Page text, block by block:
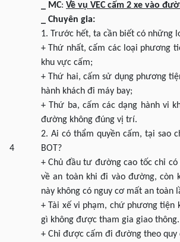
4
_ MC: Về vụ VEC cấm 2 xe vào
_ Chuyên gia:
1. Trước hết, ta cần biết có những
+ Thứ nhất, cấm các loại phương
khu vực cấm;
+ Thứ hai, cấm sử dụng phương
hành khách đi máy bay;
+ Thứ ba, cấm các dạng hành vi
đường không đúng vị trí.
2. Ai có thẩm quyền cấm, tại sao
BOT?
+ Chủ đầu tư đường cao tốc chỉ có
về an toàn khi đi vào đường, còn
này không có nguy cơ mất an toàn
+ Tài xế vi phạm, chứ phương tiện
gì không được tham gia giao thông.
+ Chỉ được cấm đi đường theo